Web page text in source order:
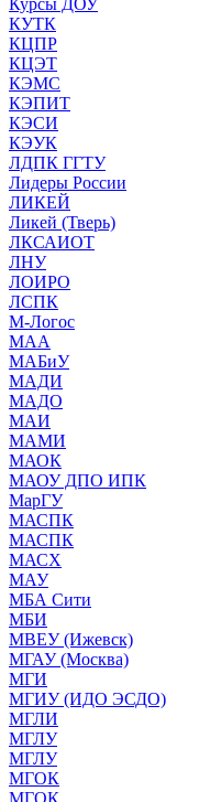
КУТК
КЦПР
КЦЭТ
КЭМС
КЭПИТ
КЭСИ
КЭУК
ЛДПК ГГТУ
Лидеры России
ЛИКЕЙ
Ликей (Тверь)
ЛКСАИОТ
ЛНУ
ЛОИРО
ЛСПК
М-Логос
МАА
МАБиУ
МАДИ
МАДО
МАИ
МАМИ
МАОК
МАОУ ДПО ИПК
МарГУ
МАСПК
МАСПК
МАСХ
МАУ
МБА Сити
МБИ
МВЕУ (Ижевск)
МГАУ (Москва)
МГИ
МГИУ (ИДО ЭСДО)
МГЛИ
МГЛУ
МГЛУ
МГОК
МГОК